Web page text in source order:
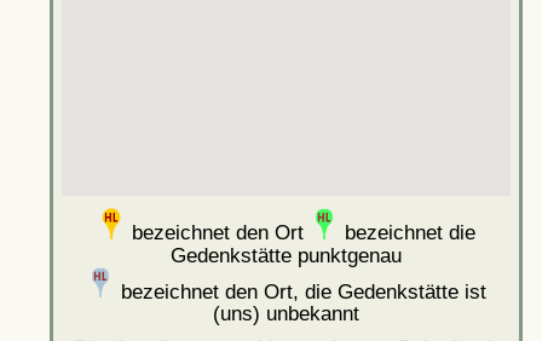
bezeichnet den Ort
bezeichnet die
Gedenkstätte punktgenau
bezeichnet den Ort, die Gedenkstätte ist
(uns) unbekannt